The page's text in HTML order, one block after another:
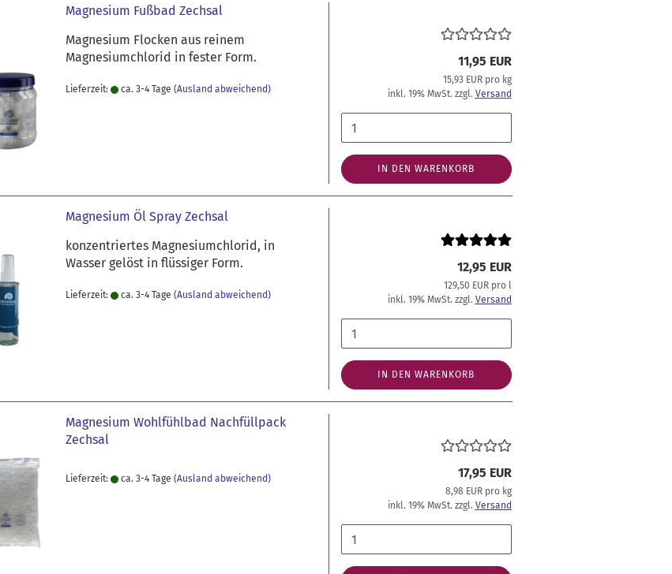
Magnesium Fußbad Zechsal
Magnesium Flocken aus reinem
Magnesiumchlorid in fester Form.
Lieferzeit: ca. 3-4 Tage (Ausland abweichend)
11,95 EUR
15,93 EUR pro kg
inkl. 19% MwSt. zzgl. Versand
IN DEN WARENKORB
Magnesium Öl Spray Zechsal
konzentriertes Magnesiumchlorid, in
Wasser gelöst in flüssiger Form.
Lieferzeit: ca. 3-4 Tage (Ausland abweichend)
12,95 EUR
129,50 EUR pro l
inkl. 19% MwSt. zzgl. Versand
IN DEN WARENKORB
Magnesium Wohlfühlbad Nachfüllpack
Zechsal
Lieferzeit: ca. 3-4 Tage (Ausland abweichend) 17,95 EUR
8,98 EUR pro kg
inkl. 19% MwSt. zzgl. Versand